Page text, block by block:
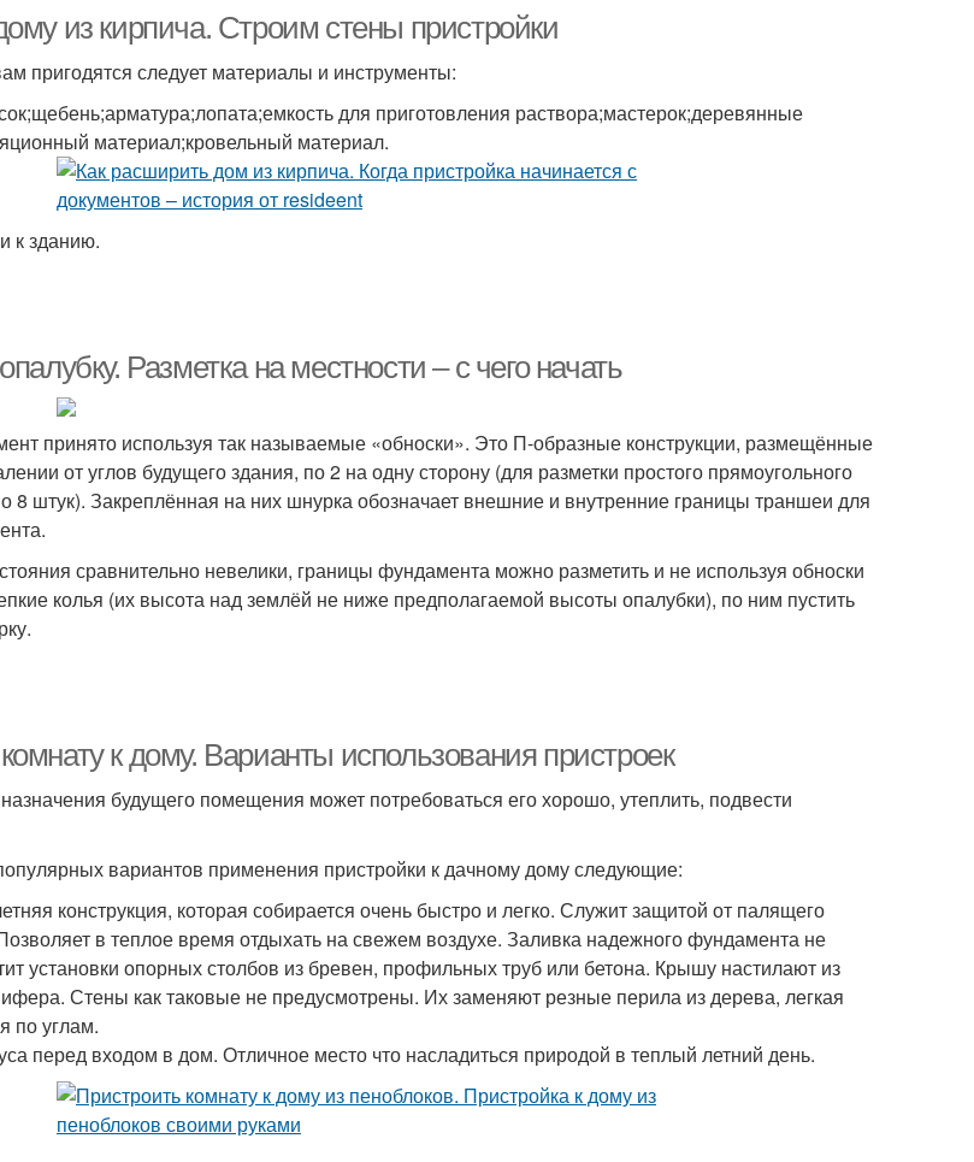
из кирпича. Строим стены пристройки
пригодятся следует материалы и инструменты:
для приготовления раствора;мастерок;деревянные
материал;кровельный материал.
к зданию.
Разметка на местности – с чего начать
принято используя так называемые «обноски». Это П-образные конструкции, размещённые
от углов будущего здания, по 2 на одну сторону (для разметки простого прямоугольного
8 штук). Закреплённая на них шнурка обозначает внешние и внутренние границы траншеи для
сравнительно невелики, границы фундамента можно разметить и не используя обноски
колья (их высота над землёй не ниже предполагаемой высоты опалубки), по ним пустить
к дому. Варианты использования пристроек
будущего помещения может потребоваться его хорошо, утеплить, подвести
вариантов применения пристройки к дачному дому следующие:
конструкция, которая собирается очень быстро и легко. Служит защитой от палящего
в теплое время отдыхать на свежем воздухе. Заливка надежного фундамента не
установки опорных столбов из бревен, профильных труб или бетона. Крышу настилают из
Стены как таковые не предусмотрены. Их заменяют резные перила из дерева, легкая
по углам.
перед входом в дом. Отличное место что насладиться природой в теплый летний день.